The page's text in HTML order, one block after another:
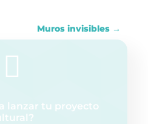
Muros invisibles →

lanzar tu proyecto